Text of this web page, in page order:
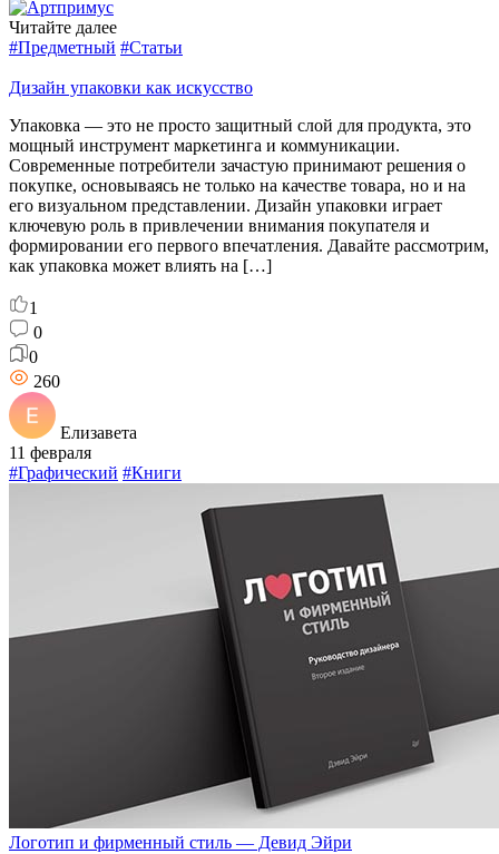
Читайте далее
#Предметный #Статьи
Дизайн упаковки как искусство
Упаковка — это не просто защитный слой для продукта, это
мощный инструмент маркетинга и коммуникации.
Современные потребители зачастую принимают решения о
покупке, основываясь не только на качестве товара, но и на
его визуальном представлении. Дизайн упаковки играет
ключевую роль в привлечении внимания покупателя и
формировании его первого впечатления. Давайте рассмотрим,
как упаковка может влиять на […]
1
0
0
260
Елизавета
11 февраля
#Графический #Книги
Логотип и фирменный стиль — Девид Эйри